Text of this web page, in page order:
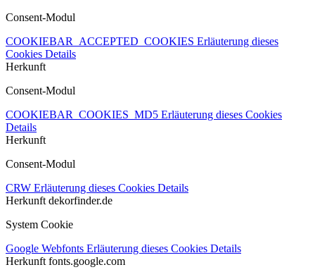
Consent-Modul
COOKIEBAR_ACCEPTED_COOKIES Erläuterung dieses
Cookies Details
Herkunft
Consent-Modul
COOKIEBAR_COOKIES_MD5 Erläuterung dieses Cookies
Details
Herkunft
Consent-Modul
CRW Erläuterung dieses Cookies Details
Herkunft dekorfinder.de
System Cookie
Google Webfonts Erläuterung dieses Cookies Details
Herkunft fonts.google.com